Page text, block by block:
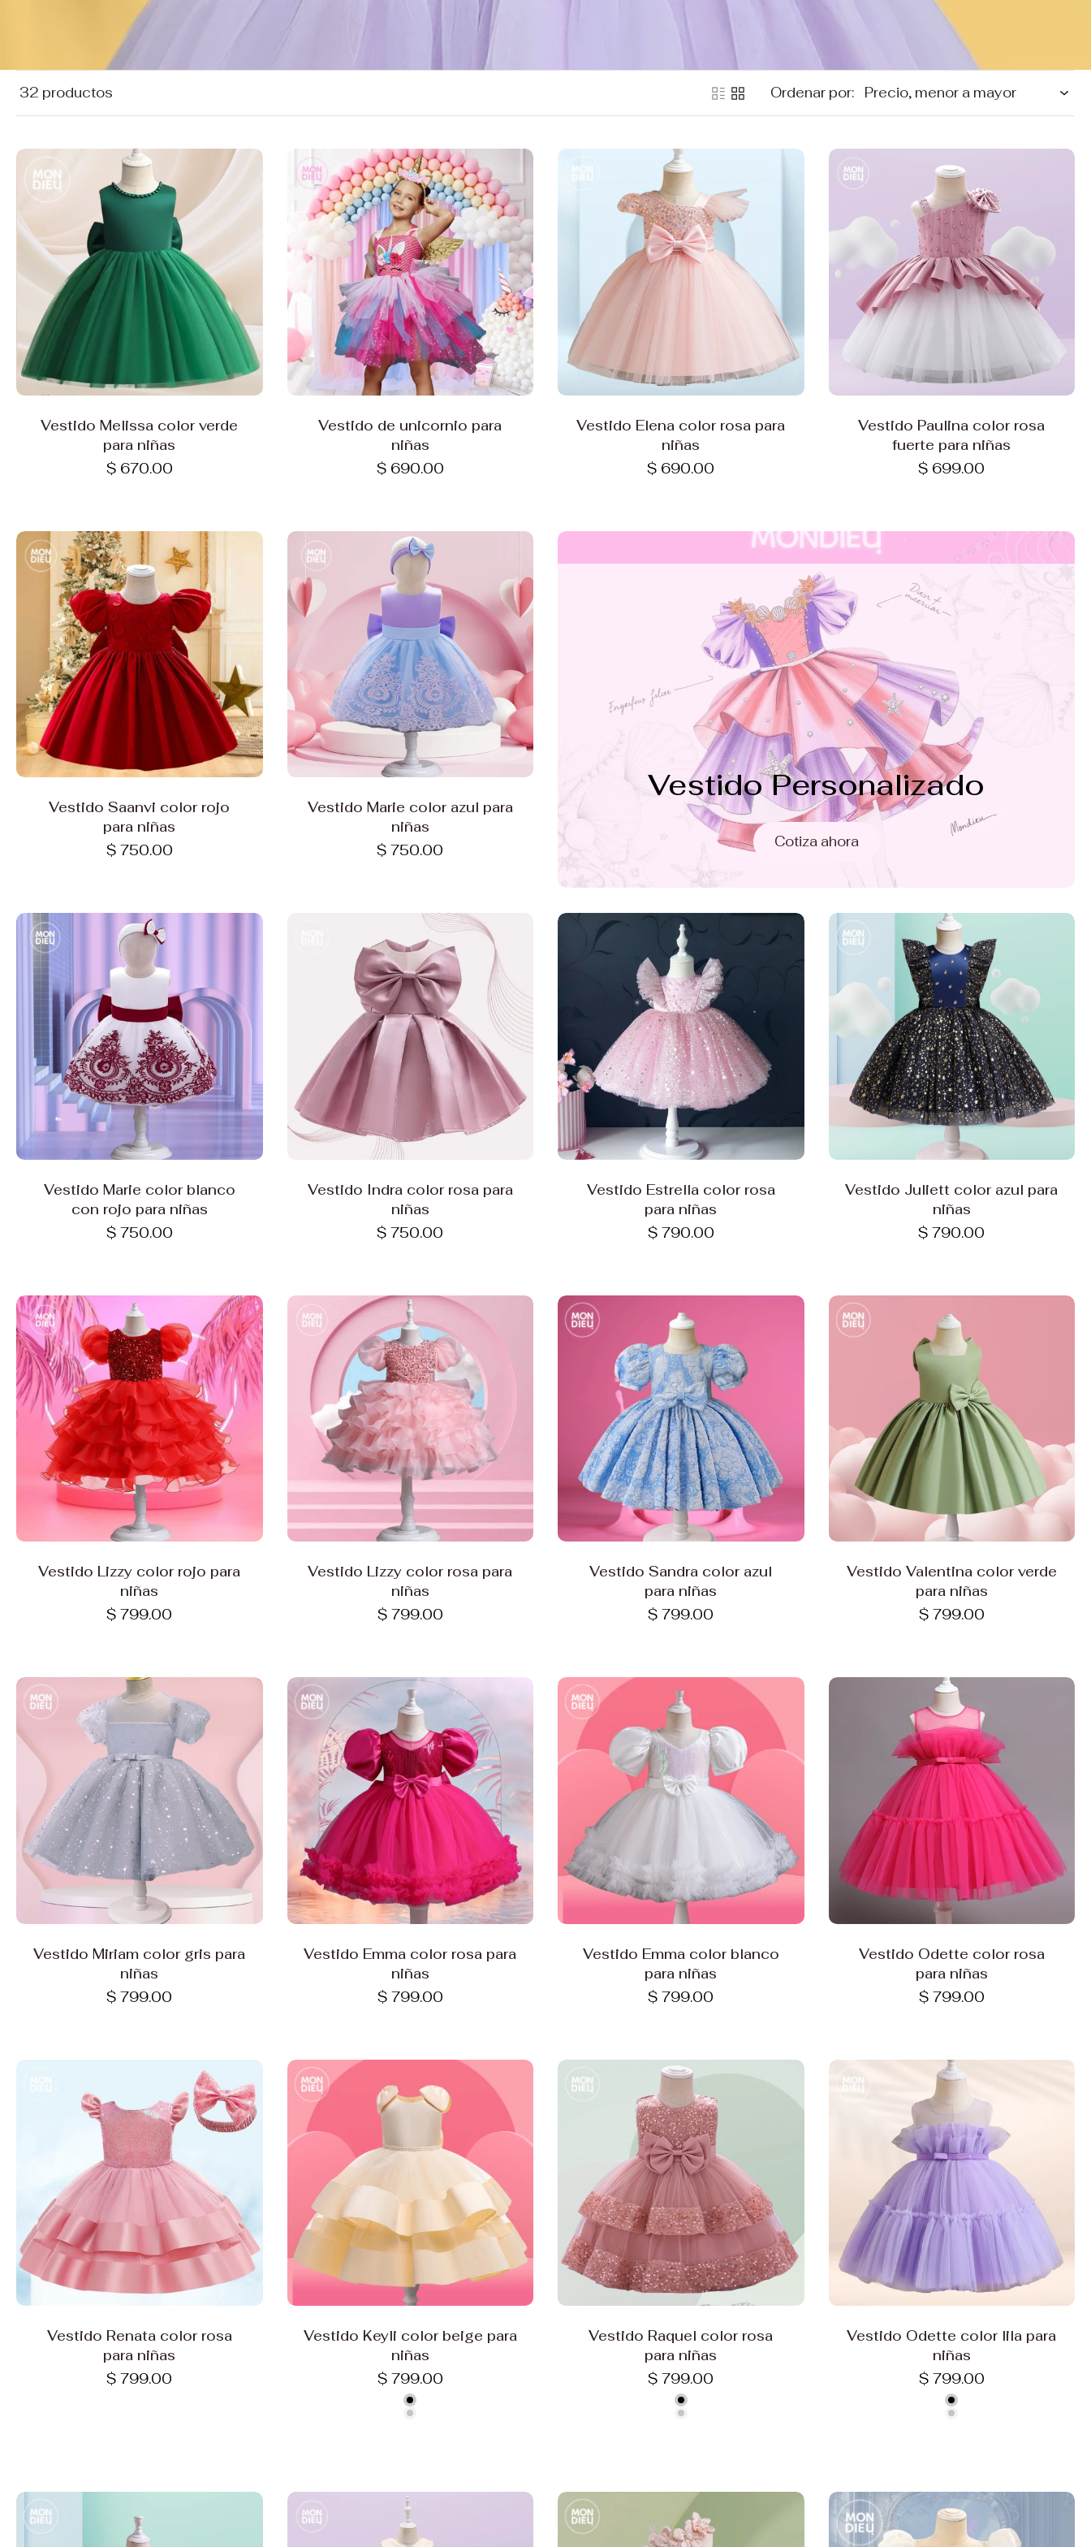
32 productos Ordenar por:
Elige opciones
Vestido Melissa color verde
para niñas
$ 670.00
Elige opciones
Vestido de unicornio para
niñas
$ 690.00
Elige opciones
Vestido Elena color rosa para
niñas
$ 690.00
Elige opciones
Vestido Paulina color rosa
fuerte para niñas
$ 699.00
Elige opciones
Vestido Saanvi color rojo
para niñas
$ 750.00
Elige opciones
Vestido Marie color azul para
niñas
$ 750.00
Vestido Personalizado
Cotiza ahora
Elige opciones
Vestido Marie color blanco
con rojo para niñas
$ 750.00
Elige opciones
Vestido Indra color rosa para
niñas
$ 750.00
Elige opciones
Vestido Estrella color rosa
para niñas
$ 790.00
Elige opciones
Vestido Juliett color azul para
niñas
$ 790.00
Elige opciones
Vestido Lizzy color rojo para
niñas
$ 799.00
Elige opciones
Vestido Lizzy color rosa para
niñas
$ 799.00
Elige opciones
Vestido Sandra color azul
para niñas
$ 799.00
Elige opciones
Vestido Valentina color verde
para niñas
$ 799.00
Elige opciones
Vestido Miriam color gris para
niñas
$ 799.00
Elige opciones
Vestido Emma color rosa para
niñas
$ 799.00
Elige opciones
Vestido Emma color blanco
para niñas
$ 799.00
Elige opciones
Vestido Odette color rosa
para niñas
$ 799.00
Vestido Renata color rosa
para niñas
$ 799.00
Vestido Keyli color beige para
niñas
$ 799.00
Vestido Raquel color rosa
para niñas
$ 799.00
Vestido Odette color lila para
niñas
$ 799.00